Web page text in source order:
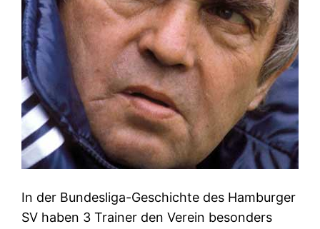
In der Bundesliga-Geschichte des Hamburger
SV haben 3 Trainer den Verein besonders